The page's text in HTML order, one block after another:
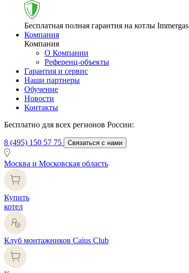
Бесплатная полная гарантия на котлы Immergas
Компания
Компания
О Компании
Референц-объекты
Гарантия и сервис
Наши партнеры
Обучение
Новости
Контакты
Бесплатно для всех регионов России:
8 (495) 150 57 75 Связаться с нами
Москва и Московская область
Купить
котел
Клуб монтажников Caius Club